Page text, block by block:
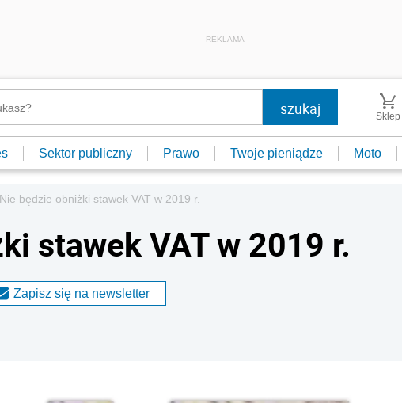
REKLAMA
Sklep
Sektor publiczny Prawo Twoje pieniądze Moto
Nie będzie obniżki stawek VAT w 2019 r.
stawek VAT w 2019 r.
Zapisz się na newsletter